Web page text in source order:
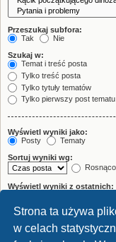
Strona ta używa
w celach
Przeszukaj subfora:
Tak
Nie
Szukaj w:
Temat i treść posta
Tylko treść posta
Tylko tytuły tematów
Tylko pierwszy post tematu
Wyświetl wyniki jako:
Posty
Tematy
Sortuj wyniki wg:
Rosnąco
Wyświetl wyniki z ostatnich:
Wyświetl pierwsze: